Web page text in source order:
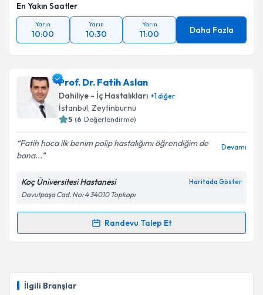
İlgili Branşlar
En Yakın Saatler
Yarın
10:00
Yarın
10:30
Yarın
11:00 Daha Fazla
Prof. Dr. Fatih Aslan
Dahiliye - İç Hastalıkları +1diğer
İstanbul, Zeytinburnu
5 (6 Değerlendirme)
Fatih hoca ilk benim polip hastalığımı öğrendiğim de
bana...
Devamı
Koç Üniversitesi Hastanesi Haritada Göster
Davutpaşa Cad. No: 4 34010 Topkapı
Randevu Talep Et
Randevu Takvimi Talebi
takvim hazırlandığında e-posta ile bilgilendireceğiz.